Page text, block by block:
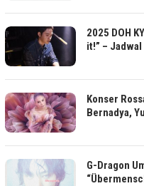
2025 DOH
it!” –
Konser
Bernadya,
G-Dragon